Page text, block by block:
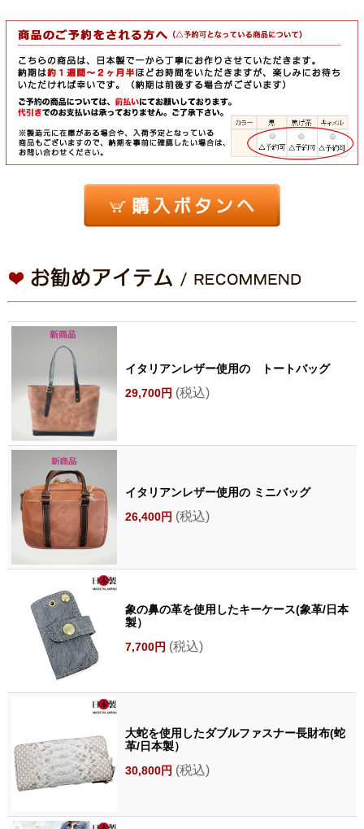
イタリアンレザー使用の トートバッグ
29,700円 (税込)
イタリアンレザー使用の ミニバッグ
26,400円 (税込)
象の鼻の革を使用したキーケース(象革/日本
製）
7,700円 (税込)
大蛇を使用したダブルファスナー長財布(蛇
革/日本製）
30,800円 (税込)